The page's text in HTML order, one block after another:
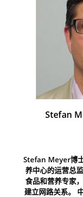
Stefan
Stefan Meyer博
养中心的运营总
食品和营养专家
建立网路关系。